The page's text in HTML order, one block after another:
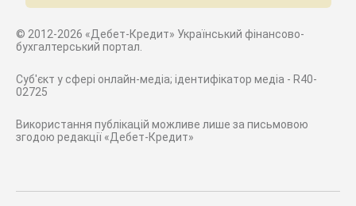
© 2012-2026 «Дебет-Кредит» Український фінансово-
бухгалтерський портал.
Суб'єкт у сфері онлайн-медіа; ідентифікатор медіа - R40-
02725
Використання публікацій можливе лише за письмовою
згодою редакції «Дебет-Кредит»